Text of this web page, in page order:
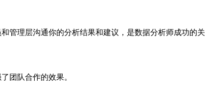
管理层沟通你的分析结果和建议，是数据分析师成功的关
团队合作的效果。